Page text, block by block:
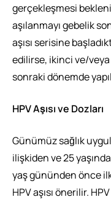
gerçekleşmesi
aşılanmayı gebelik
aşısı serisine
edilirse, ikinci ve/
sonraki dönemde
HPV Aşısı ve Dozları
Günümüz sağlık
ilişkiden ve 25
yaş gününden önce ilk
HPV aşısı önerilir.